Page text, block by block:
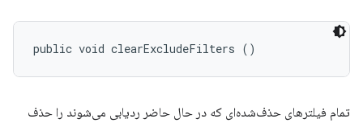
public void clearExcludeFilters ()
تمام فیلترهای حذف‌شده‌ای که در حال حاضر ردیابی می‌شوند را حذف